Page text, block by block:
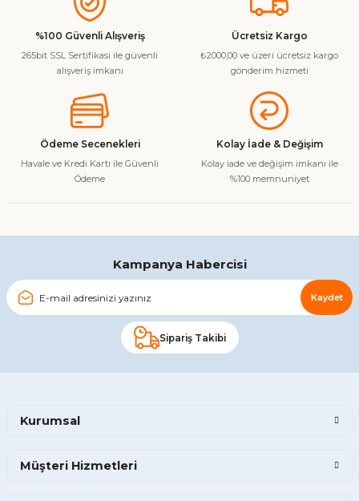
kullanarak tarafımıza iletebilirsiniz.
Görüş ve önerileriniz için teşekkür ederiz.
Ürün resmi kalitesiz, bozuk veya görüntülenemiyor.
Ürün bilgilerinde hatalar bulunuyor.
Ürün fiyatı diğer sitelerden daha pahalı.
Gönder
%100 Güvenli Alışveriş
265bit SSL Sertifikası ile güvenli
alışveriş imkanı
Ücretsiz Kargo
₺2000,00 ve üzeri ücretsiz kargo
gönderim hizmeti
Ödeme Secenekleri
Havale ve Kredi Kartı ile Güvenli
Ödeme
Kolay İade & Değişim
Kolay iade ve değişim imkanı ile
%100 memnuniyet
Kampanya Habercisi
Kaydet
Sipariş Takibi
Kurumsal
Müşteri Hizmetleri